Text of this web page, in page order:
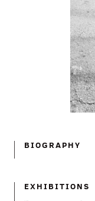
BIOGRAPHY
EXHIBITIONS